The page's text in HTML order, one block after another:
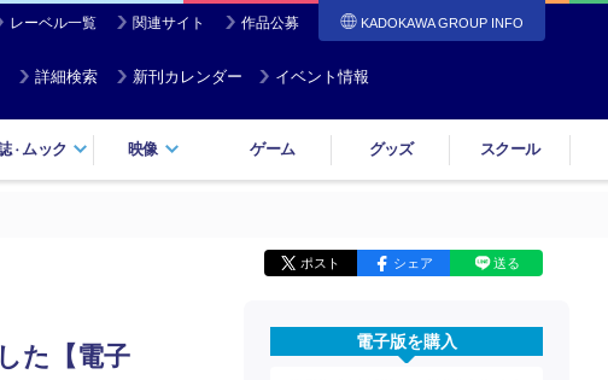
レーベル一覧 関連サイト 作品公募 KADOKAWA GROUP INFO
詳細検索 新刊カレンダー イベント情報
・ ムック 映像 ゲーム グッズ スクール
ポスト シェア 送る
た【電子
電子版を購入